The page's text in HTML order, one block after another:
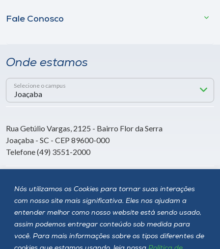
Nós utilizamos os Cookies para tornar suas interações
com nosso site mais significativa. Eles nos ajudam a
entender melhor como nosso website está sendo usado,
assim podemos entregar conteúdo sob medida para
você. Para mais informações sobre os tipos diferentes de
Fale Conosco
Onde estamos
Selecione o campus
Rua Getúlio Vargas, 2125 - Bairro Flor da Serra
Joaçaba - SC - CEP 89600-000
Telefone (49) 3551-2000
Siga a Unoesc